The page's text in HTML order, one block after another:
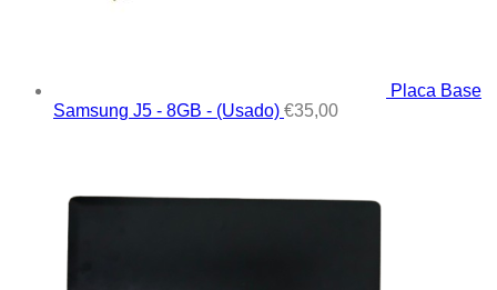
Placa Base
Samsung J5 - 8GB - (Usado) €35,00